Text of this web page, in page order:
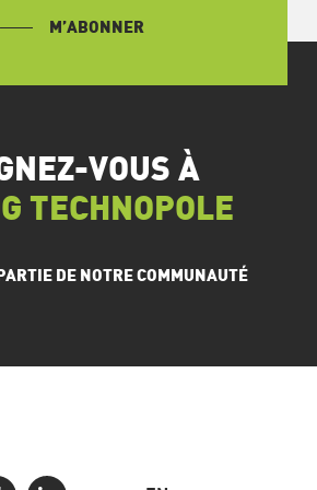
M’ABONNER
VOUS À
TECHNOPOLE
DE NOTRE COMMUNAUTÉ